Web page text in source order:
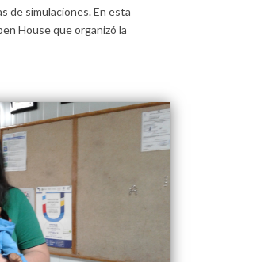
de simulaciones. En esta
House que organizó la